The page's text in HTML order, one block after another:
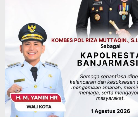
Advertorial Pemkab Balangan
Silaturahmi ke DPRD
AKBP Arif Mansyur
Keamanan Daerah
Agustus 6, 2026